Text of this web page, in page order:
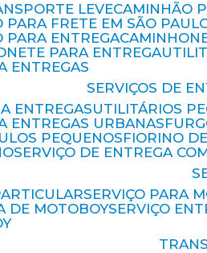
LEVE
CAMINHÃO
PARA FRETE EM SÃO
PARA ENTREGA
PARA ENTREGA
ENTREGAS
SERVIÇOS DE
ENTREGAS
UTILITÁRIOS
ENTREGAS URBANAS
PEQUENOS
FIORINO
SERVIÇO DE ENTREGA
SERVIÇO PARA
DE MOTOBOY
SERVIÇO